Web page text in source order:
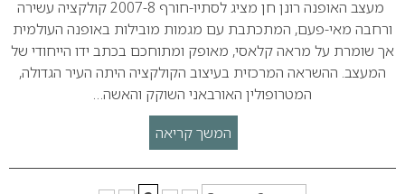
מעצב האופנה רונן חן מציג לסתיו-חורף 2007-8 קולקציה עשירה
ורחבה מאי-פעם, המתכתבת עם מגמות מובילות באופנה העולמית
אך שומרת על מראה קלאסי, מאופק ומתוחכם בכתב ידו הייחודי של
המעצב. ההשראה המרכזית בעיצוב הקולקציה היתה העיר הגדולה,
המטרופולין האורבאני השוקק והאשה…
המשך קריאה